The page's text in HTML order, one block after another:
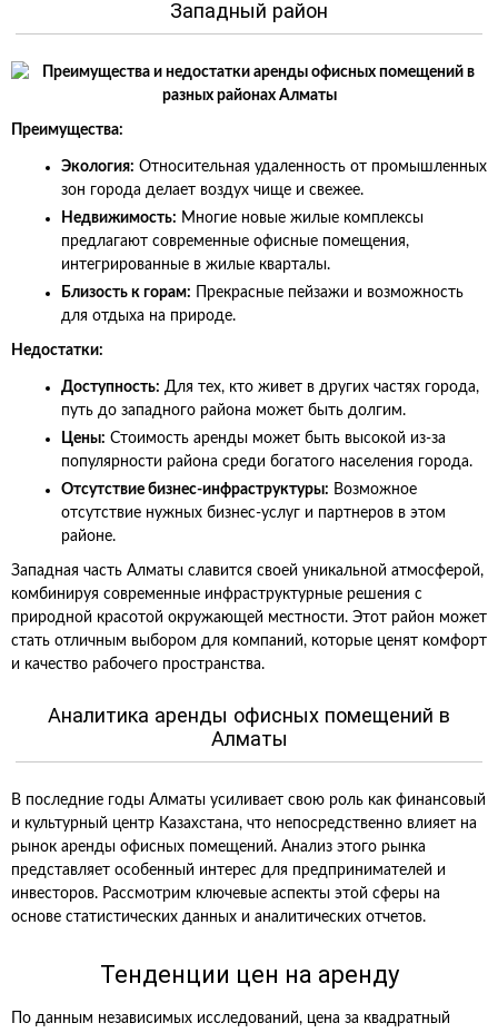
Западный район
Преимущества:
Экология: Относительная удаленность от промышленных
зон города делает воздух чище и свежее.
Недвижимость: Многие новые жилые комплексы
предлагают современные офисные помещения,
интегрированные в жилые кварталы.
Близость к горам: Прекрасные пейзажи и возможность
для отдыха на природе.
Недостатки:
Доступность: Для тех, кто живет в других частях города,
путь до западного района может быть долгим.
Цены: Стоимость аренды может быть высокой из-за
популярности района среди богатого населения города.
Отсутствие бизнес-инфраструктуры: Возможное
отсутствие нужных бизнес-услуг и партнеров в этом
районе.
Западная часть Алматы славится своей уникальной атмосферой,
комбинируя современные инфраструктурные решения с
природной красотой окружающей местности. Этот район может
стать отличным выбором для компаний, которые ценят комфорт
и качество рабочего пространства.
Аналитика аренды офисных помещений в
Алматы
В последние годы Алматы усиливает свою роль как финансовый
и культурный центр Казахстана, что непосредственно влияет на
рынок аренды офисных помещений. Анализ этого рынка
представляет особенный интерес для предпринимателей и
инвесторов. Рассмотрим ключевые аспекты этой сферы на
основе статистических данных и аналитических отчетов.
Тенденции цен на аренду
По данным независимых исследований, цена за квадратный